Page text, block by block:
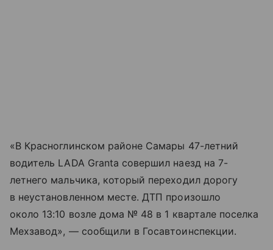
«В Красноглинском районе Самары 47-летний
водитель LADA Granta совершил наезд на 7-
летнего мальчика, который переходил дорогу
в неустановленном месте. ДТП произошло
около 13:10 возле дома № 48 в 1 квартале поселка
Мехзавод», — сообщили в Госавтоинспекции.